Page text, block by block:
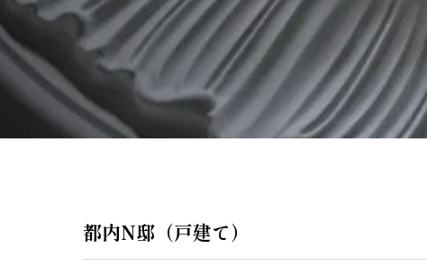
ペンダントライト
門灯
都内N邸（戸建て）